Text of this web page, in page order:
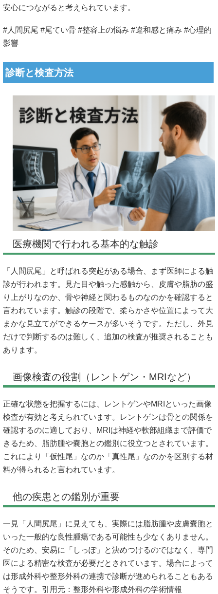
安心につながると考えられています。
#人間尻尾 #尾てい骨 #整容上の悩み #違和感と痛み #心理的
影響
診断と検査方法
医療機関で行われる基本的な触診
「人間尻尾」と呼ばれる突起がある場合、まず医師による触
診が行われます。見た目や触った感触から、皮膚や脂肪の盛
り上がりなのか、骨や神経と関わるものなのかを確認すると
言われています。触診の段階で、柔らかさや位置によって大
まかな見立てができるケースが多いそうです。ただし、外見
だけで判断するのは難しく、追加の検査が推奨されることも
あります。
画像検査の役割（レントゲン・MRIなど）
正確な状態を把握するには、レントゲンやMRIといった画像
検査が有効と考えられています。レントゲンは骨との関係を
確認するのに適しており、MRIは神経や軟部組織まで評価で
きるため、脂肪腫や嚢胞との鑑別に役立つとされています。
これにより「仮性尾」なのか「真性尾」なのかを区別する材
料が得られると言われています。
他の疾患との鑑別が重要
一見「人間尻尾」に見えても、実際には脂肪腫や皮膚嚢胞と
いった一般的な良性腫瘍である可能性も少なくありません。
そのため、安易に「しっぽ」と決めつけるのではなく、専門
医による精密な検査が必要だとされています。場合によって
は形成外科や整形外科の連携で診断が進められることもある
そうです。引用元：整形外科や形成外科の学術情報